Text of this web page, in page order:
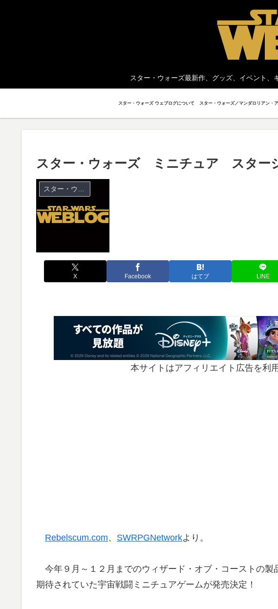
スター・ウォーズ最新作、グッズ、イベント、
スター・ウォーズ ウェブログについて
スター・ウォーズ ミニチュア スター
スター・ウォーズ ミニチュア
X Facebook はてブ LINE
本サイトはアフィリエイト広告を利
Rebelscum.com、 SWRPGNetworkより。
今年９月～１２月までのウィザード・オブ・コーストの製
期待されていた宇宙戦闘ミニチュアゲームが発売決定！